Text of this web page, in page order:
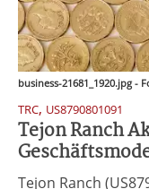
business-21681_1920.jpg -
TRC, US8790801091
Tejon Ranch
Tejon Ranch